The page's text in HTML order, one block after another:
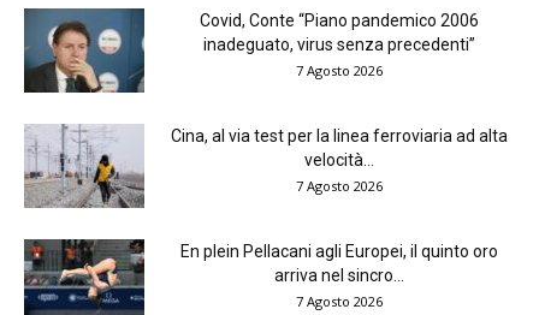
Covid, Conte “Piano pandemico 2006
inadeguato, virus senza precedenti”
7 Agosto 2026
Cina, al via test per la linea ferroviaria ad alta
velocità...
7 Agosto 2026
En plein Pellacani agli Europei, il quinto oro
arriva nel sincro...
7 Agosto 2026